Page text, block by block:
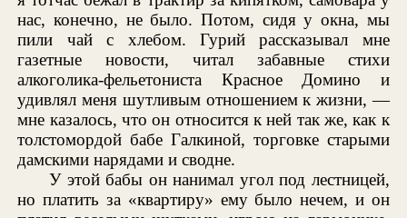
нас, конечно, не было. Потом, сидя у окна, мы
пили чай с хлебом. Гурий рассказывал мне
газетные новости, читал забавные стихи
алкоголика-фельетониста Красное Домино и
удивлял меня шутливым отношением к жизни, —
мне казалось, что он относится к ней так же, как к
толстомордой бабе Галкиной, торговке старыми
дамскими нарядами и сводне.
У этой бабы он нанимал угол под лестницей,
но платить за «квартиру» ему было нечем, и он